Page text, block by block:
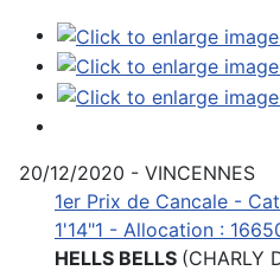
20/12/2020 - VINCENNES
1er Prix de Cancale -
1'14"1 - Allocation :
HELLS BELLS (CHARLY